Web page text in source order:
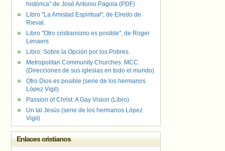
histórica" de José Antonio Pagola (PDF)
Libro "La Amistad Espiritual", de Elredo de
Rieval.
Libro "Otro cristianismo es posible", de Roger
Lenaers
Libro: Sobre la Opción por los Pobres.
Metropolitan Community Churches. MCC.
(Direcciones de sus iglesias en todo el mundo)
Otro Dios es posible (serie de los hermanos
López Vigil)
Passion of Christ: A Gay Vision (Libro)
Un tal Jesús (serie de los hermanos López
Vigil)
Enlaces cristianos